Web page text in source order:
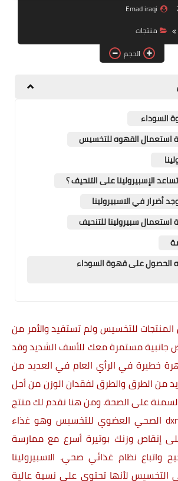
تعرف على DXN
تجارب شفاء
Emad iraqi
منتجات
الحجم
السوداء
استعمال القهوه للتخسيس
الإسبيرولينا على التنحيف ؟
أضرار في الاسبيرولينا
استعمال سبيرولينا للتنحيف
الحصول على قهوة السوداء
للتخسيس ولم تستفيد والأمر من
جانبية مستمرة معك للأسف الشديد وقد
خطيرة في الرأي العام في العديد من
من الطرق والطرق لفقدان الوزن من أجل
على الصحة. ومن هنا نقدم لك منتج
dxn الصحي العضوي ‏للتخسيس وهو غذاء
إنقاص وزنك بوتيرة أسرع مع ممارسة
واتباع نظام غذائي صحي. الاسبيرولينا
لأنها تحتوي على نسبة عالية